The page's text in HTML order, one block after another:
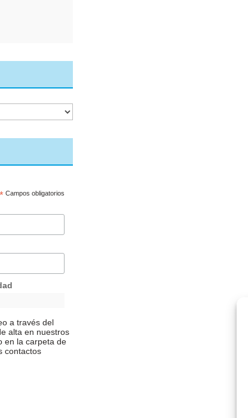
* Campos obligatorios
a través del
alta en nuestros
en la carpeta de
contactos